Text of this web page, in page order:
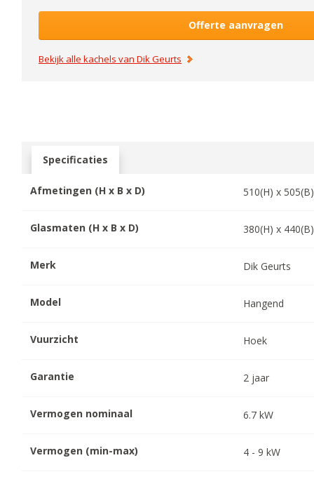
Offerte aanvragen
Bekijk alle kachels vanDik Geurts
Specificaties
Afmetingen (H x B x D) 510(H) x 505
Glasmaten (H x B x D) 380(H) x 440
Merk Dik Geurts
Model Hangend
Vuurzicht Hoek
Garantie 2 jaar
Vermogen nominaal 6.7 kW
Vermogen (min-max) 4 -9 kW